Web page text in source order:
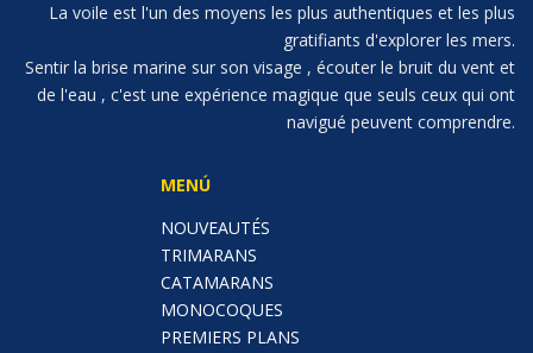
La voile est l'un des moyens les plus authentiques et les plus
gratifiants d'explorer les mers.
Sentir la brise marine sur son visage , écouter le bruit du vent et
de l'eau , c'est une expérience magique que seuls ceux qui ont
navigué peuvent comprendre.
MENÚ
NOUVEAUTÉS
TRIMARANS
CATAMARANS
MONOCOQUES
PREMIERS PLANS